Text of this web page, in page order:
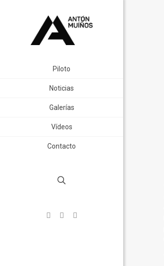
Piloto
Noticias
Galerías
Vídeos
Contacto